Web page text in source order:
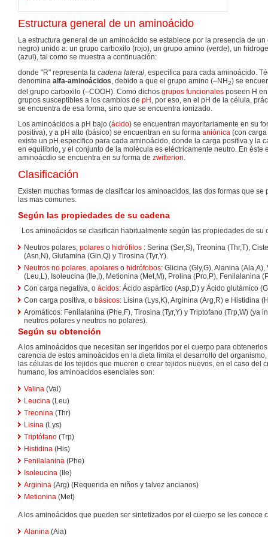
Estructura general de un aminoácido
La estructura general de un aminoácido se establece por la presencia de
negro) unido a: un grupo carboxilo (rojo), un grupo amino (verde), un
(azul), tal como se muestra a continuación:
donde "R" representa la cadena lateral, específica para cada aminoácido.
denomina alfa-aminoácidos, debido a que el grupo amino (–NH2) se
del grupo carboxilo (–COOH). Como dichos grupos funcionales poseen H
grupos susceptibles a los cambios de pH , por eso, en el pH de la célula,
se encuentra de esa forma, sino que se encuentra ionizado.
Los aminoácidos a pH bajo (ácido) se encuentran mayoritariamente en su
positiva), y a pH alto (básico) se encuentran en su forma aniónica (con
existe un pH especifico para cada aminoácido, donde la carga positiva y la
en equilibrio, y el conjunto de la molécula es eléctricamente neutro. En éste
aminoácdio se encuentra en su forma de zwitterion.
Clasificación
Existen muchas formas de clasificar los aminoacidos, las dos formas que
las mas comunes.
Según las propiedades de su cadena
Los aminoácidos se clasifican habitualmente según las propiedades de su
Neutros polares, polares o hidrófilos : Serina (Ser,S), Treonina (Thr,T),
(Asn,N), Glutamina (Gln,Q) y Tirosina (Tyr,Y).
Neutros no polares, apolares o hidrófobos: Glicina (Gly,G), Alanina
(Leu,L), Isoleucina (Ile,I), Metionina (Met,M), Prolina (Pro,P), Fenilalanina
Con carga negativa, o ácidos: Ácido aspártico (Asp,D) y Ácido glutámico
Con carga positiva, o básicos: Lisina (Lys,K), Arginina (Arg,R) e Histidina
Aromáticos: Fenilalanina (Phe,F), Tirosina (Tyr,Y) y Triptofano (Trp,W) (ya
neutros polares y neutros no polares).
Según su obtención
A los aminoácidos que necesitan ser ingeridos por el cuerpo para
carencia de estos aminoácidos en la dieta limita el desarrollo del
las células de los tejidos que mueren o crear tejidos nuevos, en el caso del
humano, los aminoacidos esenciales son:
Valina (Val)
Leucina (Leu)
Treonina (Thr)
Lisina (Lys)
Triptófano (Trp)
Histidina (His)
Fenilalanina (Phe)
Isoleucina (Ile)
Arginina (Arg) (Requerida en niños y talvez ancianos)
Metionina (Met)
A los aminoácidos que pueden ser sintetizados por el cuerpo se les conoce
Alanina (Ala)